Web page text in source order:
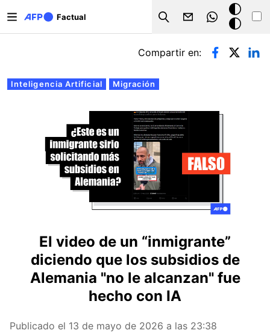
Factual
Search
Modo
oscuro
Solapas principales
Inteligencia Artificial Migración
Compartir en:
El video de un “inmigrante”
diciendo que los subsidios de
Alemania "no le alcanzan" fue
hecho con IA
Publicado el 13 de mayo de 2026 a las 23:38